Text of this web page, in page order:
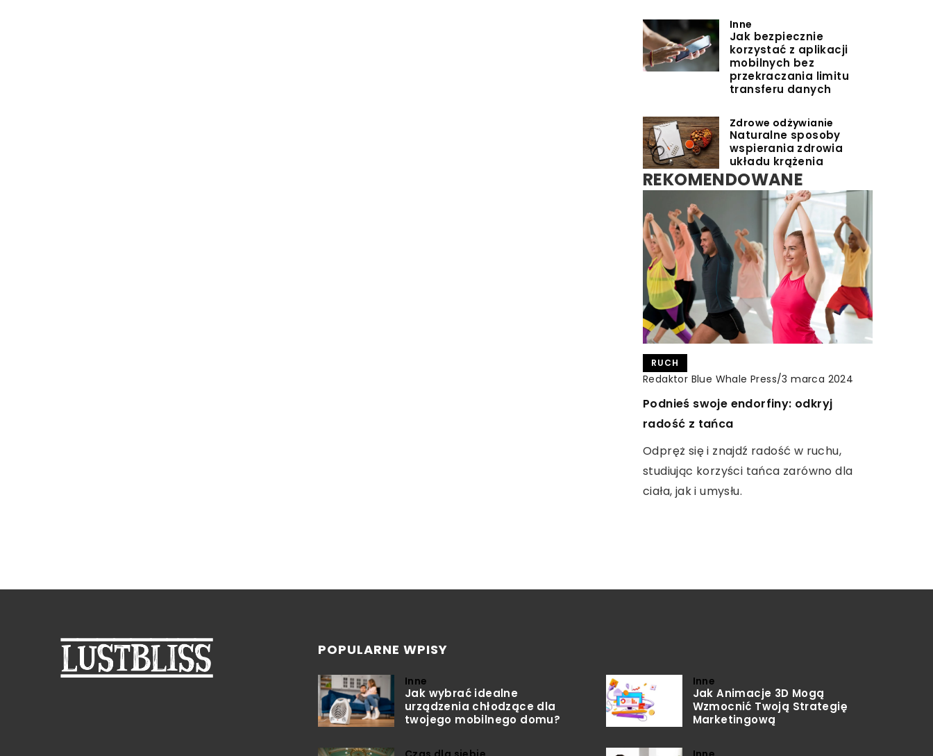
Inne
Jak bezpiecznie
korzystać z aplikacji
mobilnych bez
przekraczania limitu
transferu danych
Zdrowe odżywianie
Naturalne sposoby
wspierania zdrowia
układu krążenia
REKOMENDOWANE
CZAS DLA SIEBIE
Redaktor Blue Whale Press/15 kwietnia 2025
Jak dobrać obraz na płótnie do stylu
wnętrza Twojego salonu?
Dowiedz się, jak wybrać idealny obraz
na płótnie, który harmonijnie wpasuje
się w styl Twojego salonu, podkreślając
RUCH
Redaktor Blue Whale Press/3 marca 2024
Podnieś swoje endorfiny: odkryj
radość z tańca
Odpręż się i znajdź radość w ruchu,
studiując korzyści tańca zarówno dla
ciała, jak i umysłu.
CZAS DLA SIEBIE
Redaktor Blue Whale Press/20 lutego 2025
Jak Wybrać Idealne Lane Perfumy na
Każdą Porę Roku?
Dowiedz się, jak dobrać odpowiednie
lane perfumy, które będą pasować do
każdej pory roku, uwzględniając różne
POPULARNE WPISY
Inne
Jak wybrać idealne
urządzenia chłodzące dla
twojego mobilnego domu?
Inne
Jak Animacje 3D Mogą
Wzmocnić Twoją Strategię
Marketingową